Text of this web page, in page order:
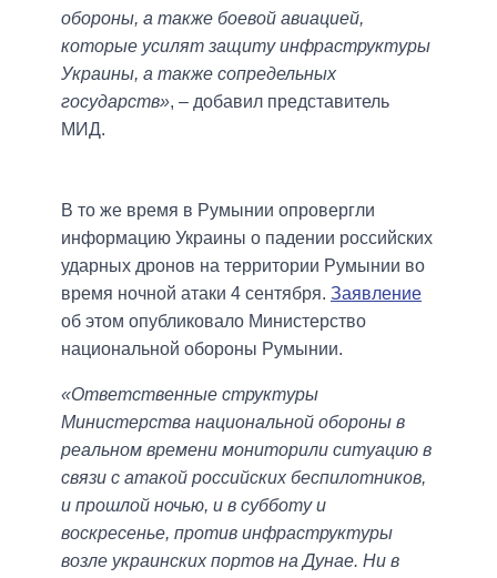
обороны, а также боевой авиацией,
которые усилят защиту инфраструктуры
Украины, а также сопредельных
государств», – добавил представитель
МИД.
В то же время в Румынии опровергли
информацию Украины о падении российских
ударных дронов на территории Румынии во
время ночной атаки 4 сентября. Заявление
об этом опубликовало Министерство
национальной обороны Румынии.
«Ответственные структуры
Министерства национальной обороны в
реальном времени мониторили ситуацию в
связи с атакой российских беспилотников,
и прошлой ночью, и в субботу и
воскресенье, против инфраструктуры
возле украинских портов на Дунае. Ни в